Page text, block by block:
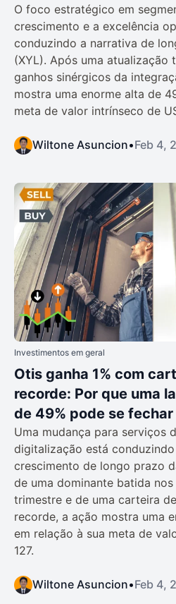
O foco estratégico em
crescimento e a excelência
conduzindo a narrativa de
(XYL). Após uma atualização
ganhos sinérgicos da
mostra uma enorme alta de
meta de valor intrínseco de
Wiltone Asuncion•Feb 4,
Investimentos em geral
Otis ganha 1% com
recorde: Por que uma
de 49% pode se
Uma mudança para serviços
digitalização está
crescimento de longo prazo
de uma dominante batida
trimestre e de uma carteira
recorde, a ação mostra uma
em relação à sua meta de
127.
Wiltone Asuncion•Feb 4,